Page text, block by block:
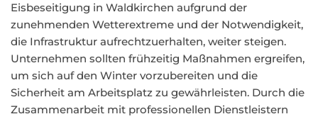
Eisbeseitigung in Waldkirchen aufgrund der
zunehmenden Wetterextreme und der Notwendigkeit,
die Infrastruktur aufrechtzuerhalten, weiter steigen.
Unternehmen sollten frühzeitig Maßnahmen ergreifen,
um sich auf den Winter vorzubereiten und die
Sicherheit am Arbeitsplatz zu gewährleisten. Durch die
Zusammenarbeit mit professionellen Dienstleistern